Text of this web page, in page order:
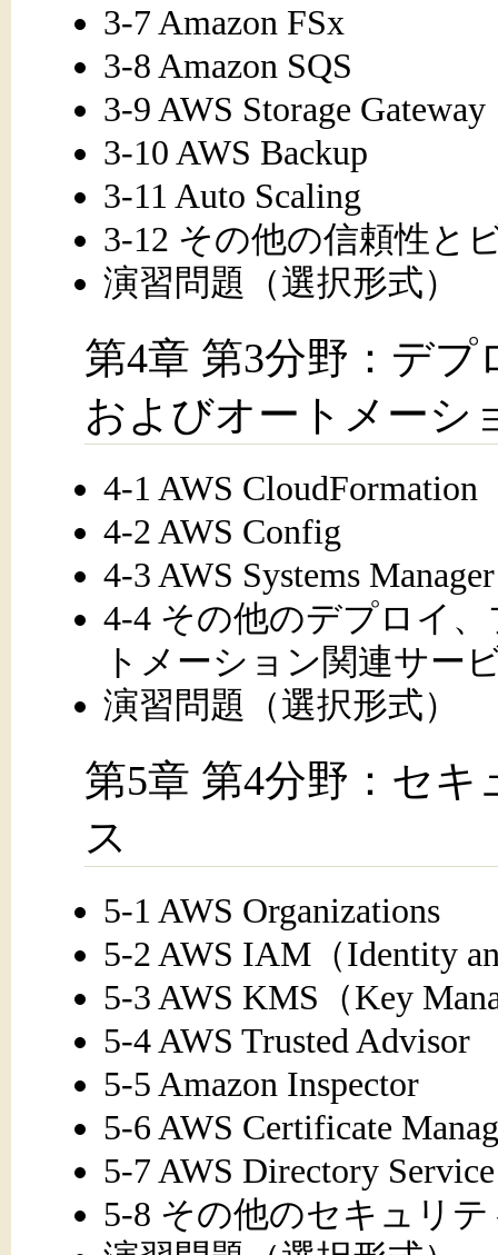
3-7 Amazon FSx
3-8 Amazon SQS
3-9 AWS Storage Gateway
3-10 AWS Backup
3-11 Auto Scaling
3-12 その他の信頼性と
演習問題（選択形式）
第4章 第3分野：デ
およびオートメーシ
4-1 AWS CloudFormation
4-2 AWS Config
4-3 AWS Systems Manager
4-4 その他のデプロイ
トメーション関連サー
演習問題（選択形式）
第5章 第4分野：セ
ス
5-1 AWS Organizations
5-2 AWS IAM（Identity
5-3 AWS KMS（Key
5-4 AWS Trusted Advisor
5-5 Amazon Inspector
5-6 AWS Certificate
5-7 AWS Directory Service
5-8 その他のセキュリ